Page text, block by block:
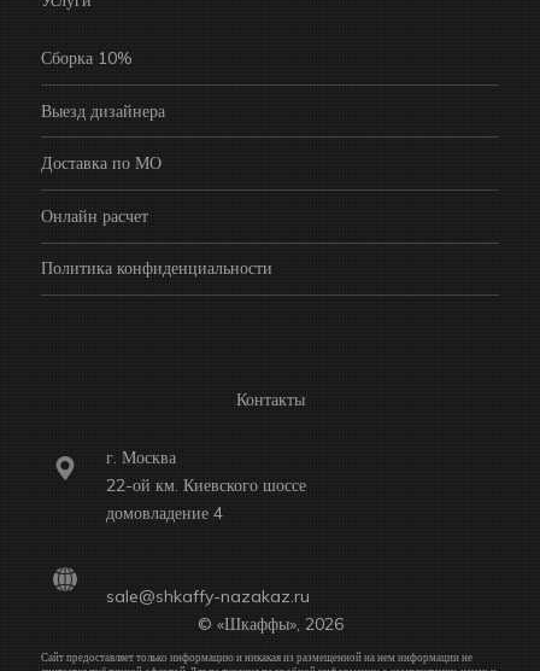
Сборка 10%
Выезд дизайнера
Доставка по МО
Онлайн расчет
Политика конфиденциальности
Контакты
г. Москва
22-ой км. Киевского шоссе
домовладение 4
sale@shkaffy-nazakaz.ru
© «Шкаффы», 2026
Сайт предоставляет только информацию и никакая из размещенной на нем информации не